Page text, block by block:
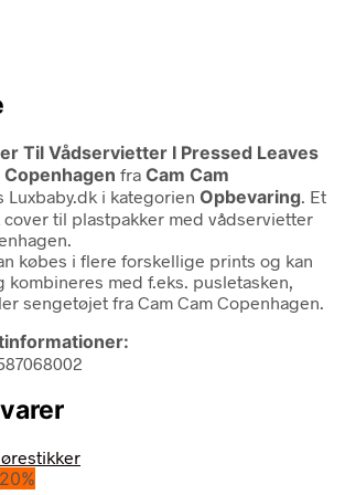
Til Vådservietter I Pressed Leaves
Copenhagen fra Cam Cam
Luxbaby.dk i kategorien Opbevaring. Et
til plastpakker med vådservietter
købes i flere forskellige prints og kan
kombineres med f.eks. pusletasken,
sengetøjet fra Cam Cam Copenhagen.